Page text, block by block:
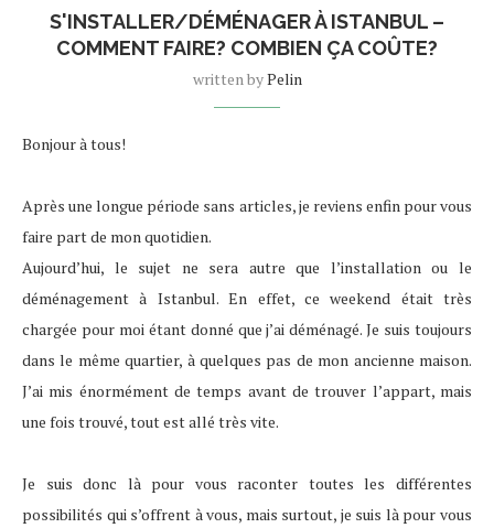
S'INSTALLER/DÉMÉNAGER À ISTANBUL –
COMMENT FAIRE? COMBIEN ÇA COÛTE?
written byPelin
Bonjour à tous!
Après une longue période sans articles, je reviens enfin pour vous
faire part de mon quotidien.
Aujourd’hui, le sujet ne sera autre que l’installation ou le
déménagement à Istanbul. En effet, ce weekend était très
chargée pour moi étant donné que j’ai déménagé. Je suis toujours
dans le même quartier, à quelques pas de mon ancienne maison.
J’ai mis énormément de temps avant de trouver l’appart, mais
une fois trouvé, tout est allé très vite.
Je suis donc là pour vous raconter toutes les différentes
possibilités qui s’offrent à vous, mais surtout, je suis là pour vous